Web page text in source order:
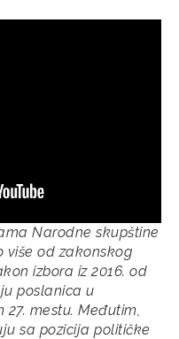
Narodne skupštine
više od zakonskog
izbora iz 2016. od
poslanica u
mestu. Međutim,
sa pozicija političke